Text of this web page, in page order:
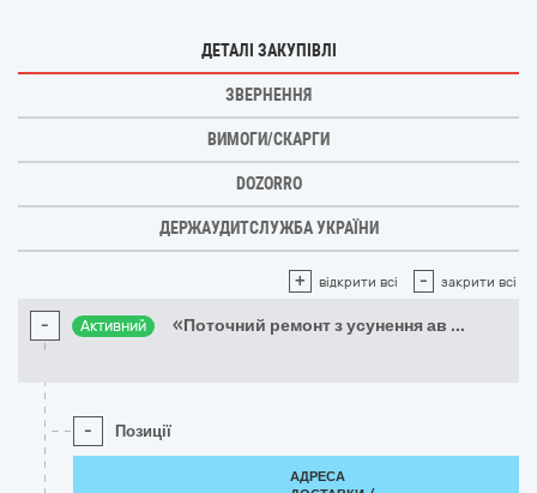
ДЕТАЛІ ЗАКУПІВЛІ
ЗВЕРНЕННЯ
ВИМОГИ/СКАРГИ
DOZORRO
ДЕРЖАУДИТСЛУЖБА УКРАЇНИ
+ відкрити всі - закрити всі
- Активний «Поточний ремонт з усунення ав ...
- Позиції
АДРЕСА